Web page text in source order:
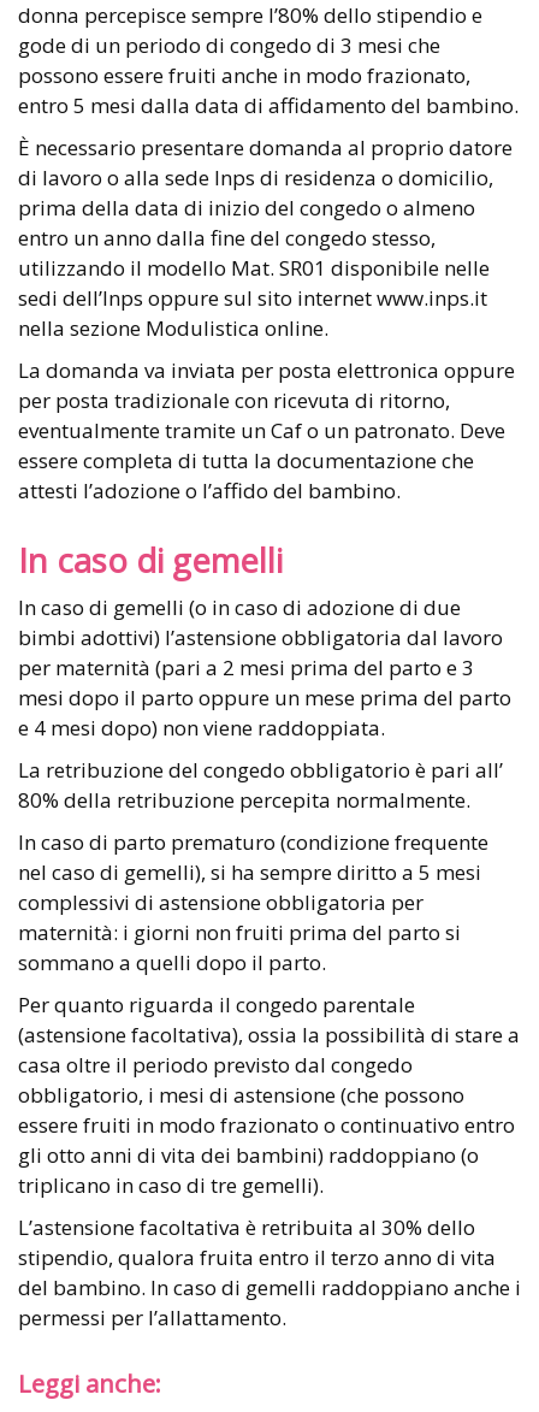
donna percepisce sempre l’80% dello stipendio e
gode di un periodo di congedo di 3 mesi che
possono essere fruiti anche in modo frazionato,
entro 5 mesi dalla data di affidamento del bambino.
È necessario presentare domanda al proprio datore
di lavoro o alla sede Inps di residenza o domicilio,
prima della data di inizio del congedo o almeno
entro un anno dalla fine del congedo stesso,
utilizzando il modello Mat. SR01 disponibile nelle
sedi dell’Inps oppure sul sito internet www.inps.it
nella sezione Modulistica online.
La domanda va inviata per posta elettronica oppure
per posta tradizionale con ricevuta di ritorno,
eventualmente tramite un Caf o un patronato. Deve
essere completa di tutta la documentazione che
attesti l’adozione o l’affido del bambino.
In caso di gemelli
In caso di gemelli (o in caso di adozione di due
bimbi adottivi) l’astensione obbligatoria dal lavoro
per maternità (pari a 2 mesi prima del parto e 3
mesi dopo il parto oppure un mese prima del parto
e 4 mesi dopo) non viene raddoppiata.
La retribuzione del congedo obbligatorio è pari all’
80% della retribuzione percepita normalmente.
In caso di parto prematuro (condizione frequente
nel caso di gemelli), si ha sempre diritto a 5 mesi
complessivi di astensione obbligatoria per
maternità: i giorni non fruiti prima del parto si
sommano a quelli dopo il parto.
Per quanto riguarda il congedo parentale
(astensione facoltativa), ossia la possibilità di stare a
casa oltre il periodo previsto dal congedo
obbligatorio, i mesi di astensione (che possono
essere fruiti in modo frazionato o continuativo entro
gli otto anni di vita dei bambini) raddoppiano (o
triplicano in caso di tre gemelli).
L’astensione facoltativa è retribuita al 30% dello
stipendio, qualora fruita entro il terzo anno di vita
del bambino. In caso di gemelli raddoppiano anche i
permessi per l’allattamento.
Leggi anche: